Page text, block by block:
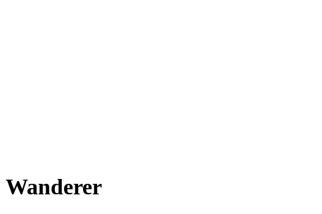
Wanderer